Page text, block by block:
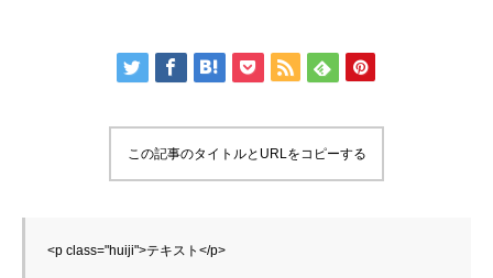
この記事のタイトルとURLをコピーする
<p class="huiji">テキスト </p>